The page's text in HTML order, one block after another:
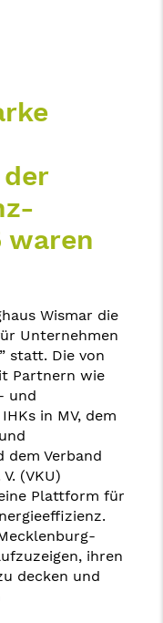
waren
Wismar die
Unternehmen
statt. Die von
Partnern wie
und
in MV, dem
dem Verband
(VKU)
Plattform für
ihren
decken und